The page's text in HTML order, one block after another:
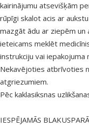
kairinājumu atsevišķām
rūpīgi skalot acis ar
mazgāt ādu ar ziepēm un
ieteicams meklēt
instrukciju vai iepakojuma
Nekavējoties atbrīvoties
atgriezumiem.
Pēc kaklasiksnas
IESPĒJAMĀS